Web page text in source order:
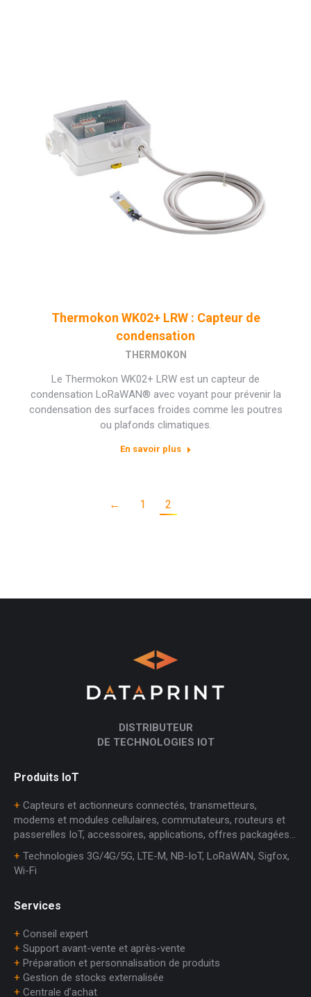
Thermokon WK02+ LRW : Capteur de
condensation
THERMOKON
Le Thermokon WK02+ LRW est un capteur de
condensation LoRaWAN® avec voyant pour prévenir la
condensation des surfaces froides comme les poutres
ou plafonds climatiques.
En savoir plus
← 1 2
DISTRIBUTEUR
DE TECHNOLOGIES IOT
Produits IoT
+ Capteurs et actionneurs connectés, transmetteurs,
modems et modules cellulaires, commutateurs, routeurs et
passerelles IoT, accessoires, applications, offres packagées…
+ Technologies 3G/4G/5G, LTE-M, NB-IoT, LoRaWAN, Sigfox,
Wi-Fi
Services
+ Conseil expert
+ Support avant-vente et après-vente
+ Préparation et personnalisation de produits
+ Gestion de stocks externalisée
+ Centrale d’achat